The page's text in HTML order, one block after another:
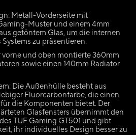
Metall-Vorderseite mit
Muster und einem 4mm
getöntem Glas, um die internen
zu präsentieren.
vorne und oben montierte 360mm
sowie einen 140mm Radiator
Die Außenhülle besteht aus
Fluorcarbonfarbe, die einen
die Komponenten bietet. Der
Glasfensters übernimmt den
TUF Gaming GT501 und gibt
ihr individuelles Design besser zu